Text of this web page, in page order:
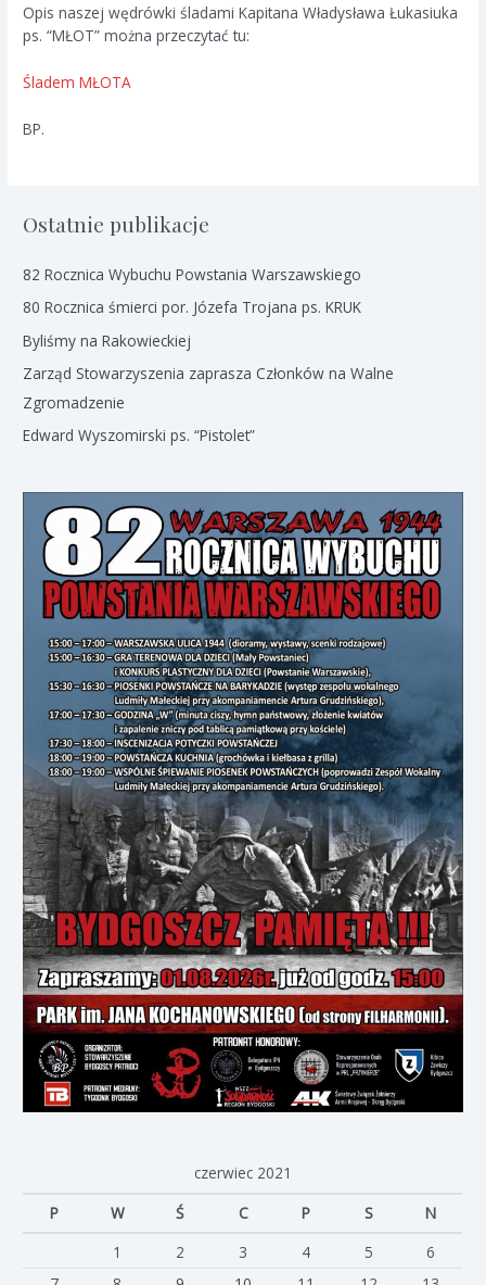
Opis naszej wędrówki śladami Kapitana Władysława Łukasiuka
ps. “MŁOT” można przeczytać tu:
Śladem MŁOTA
BP.
Ostatnie publikacje
82 Rocznica Wybuchu Powstania Warszawskiego
80 Rocznica śmierci por. Józefa Trojana ps. KRUK
Byliśmy na Rakowieckiej
Zarząd Stowarzyszenia zaprasza Członków na Walne
Zgromadzenie
Edward Wyszomirski ps. “Pistolet”
czerwiec 2021
P
W Ś C P S
N
1
2 3 4 5
6